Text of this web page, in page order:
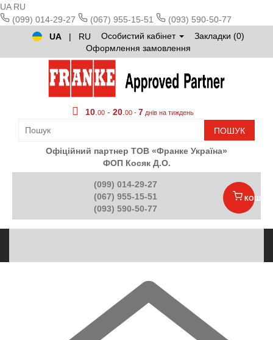
UA RU
(099) 014-29-27
(067) 955-15-51
(093) 590-50-77
UA
| RU Особистий кабінет
Закладки (0)
Оформлення замовлення
10 00 - 20 00 - 7 днів на тиждень
ПОШУК
Офіційний партнер ТОВ «Франке Україна»
ФОП Косяк Д.О.
(099) 014-29-27
(067) 955-15-51
(093) 590-50-77
КОШИК